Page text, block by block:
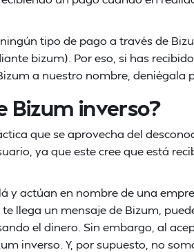
tipo de pago a través de
bizum). Por eso, si has
a nuestro nombre, deniégala
Bizum inverso?
que se aprovecha del
ya que este cree que está
y actúan en nombre de una
llega un mensaje de Bizum,
el dinero. Sin embargo, al
inverso. Y, por supuesto, no